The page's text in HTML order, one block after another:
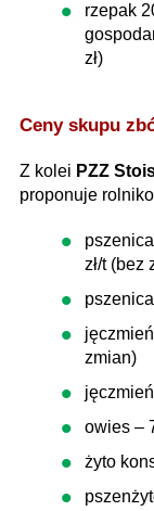
rzepak
zł)
Ceny skupu
Z kolei PZZ
proponuje
zł/t (bez
zmian)
owies –
żyto